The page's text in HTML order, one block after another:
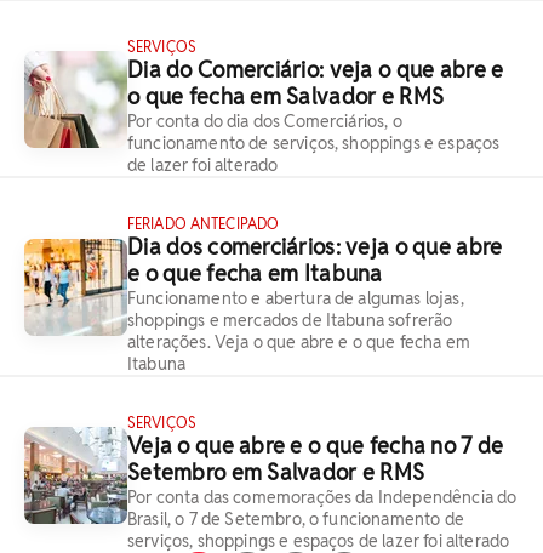
SERVIÇOS
Dia do Comerciário: veja o que abre e
o que fecha em Salvador e RMS
Por conta do dia dos Comerciários, o
funcionamento de serviços, shoppings e espaços
de lazer foi alterado
FERIADO ANTECIPADO
Dia dos comerciários: veja o que abre
e o que fecha em Itabuna
Funcionamento e abertura de algumas lojas,
shoppings e mercados de Itabuna sofrerão
alterações. Veja o que abre e o que fecha em
Itabuna
SERVIÇOS
Veja o que abre e o que fecha no 7 de
Setembro em Salvador e RMS
Por conta das comemorações da Independência do
Brasil, o 7 de Setembro, o funcionamento de
serviços, shoppings e espaços de lazer foi alterado